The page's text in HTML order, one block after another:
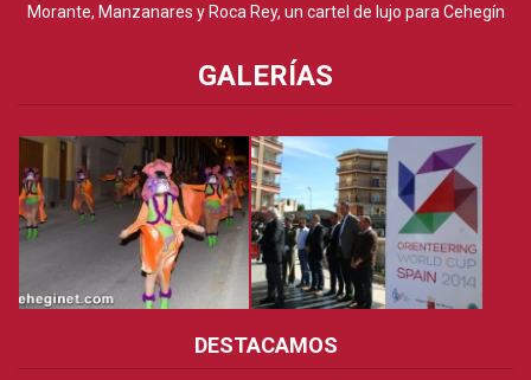
Morante, Manzanares y Roca Rey, un cartel de lujo para Cehegín
GALERÍAS
DESTACAMOS